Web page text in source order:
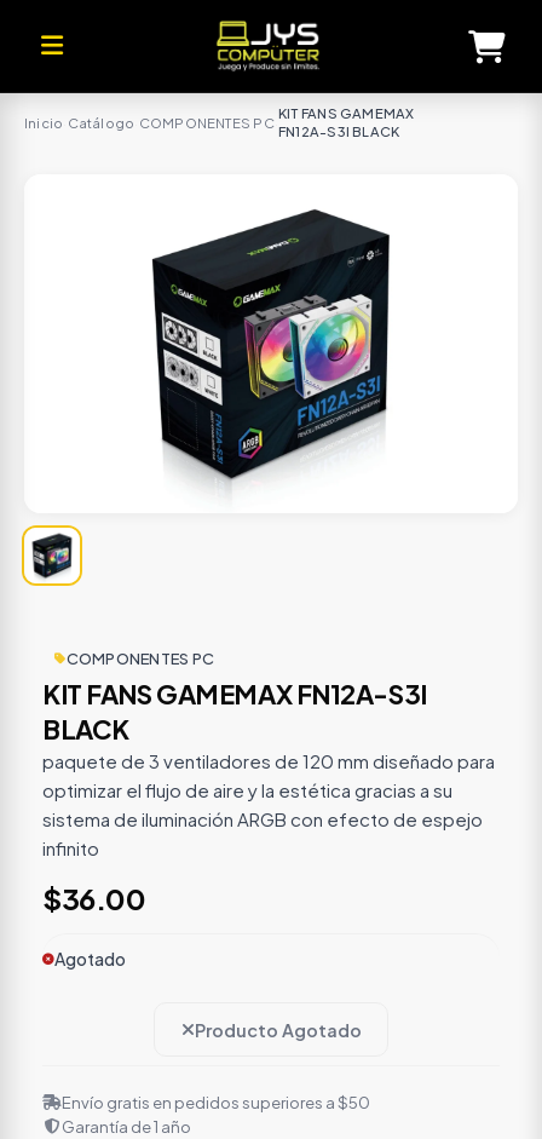
Inicio Catálogo COMPONENTES PC·
KIT FANS GAMEMAX
FN12A-S3I BLACK
COMPONENTES PC
KIT FANS GAMEMAX FN12A-S3I
BLACK
paquete de 3 ventiladores de 120 mm diseñado para
optimizar el flujo de aire y la estética gracias a su
sistema de iluminación ARGB con efecto de espejo
infinito
$36.00
Agotado
Producto Agotado
Envío gratis en pedidos superiores a $50
Garantía de 1 año